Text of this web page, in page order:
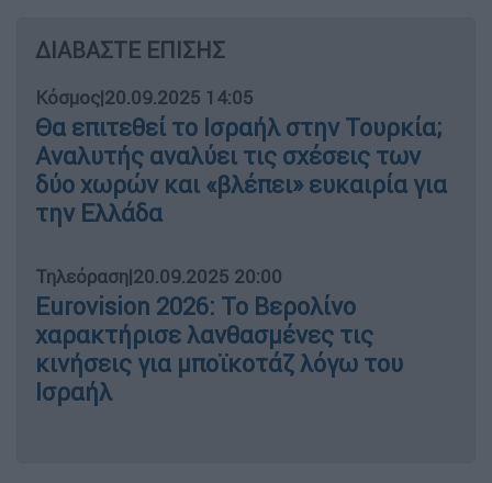
ΔΙΑΒΑΣΤΕ ΕΠΙΣΗΣ
Κόσμος|20.09.2025 14:05
Θα επιτεθεί το Ισραήλ στην Τουρκία;
Αναλυτής αναλύει τις σχέσεις των
δύο χωρών και «βλέπει» ευκαιρία για
την Ελλάδα
Τηλεόραση|20.09.2025 20:00
Eurovision 2026: Το Βερολίνο
χαρακτήρισε λανθασμένες τις
κινήσεις για μποϊκοτάζ λόγω του
Ισραήλ